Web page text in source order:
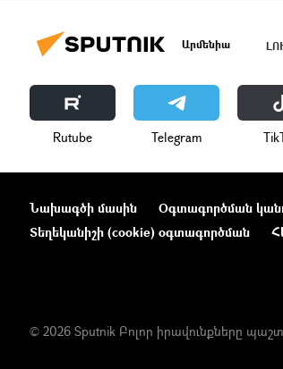
Արմենիա
Rutube Telegram
Նախագծի մասին Օգտագործման
Տեղեկանիշի (cookie) օգտագործման
© 2026 Sputnik Բոլոր իրավունքները